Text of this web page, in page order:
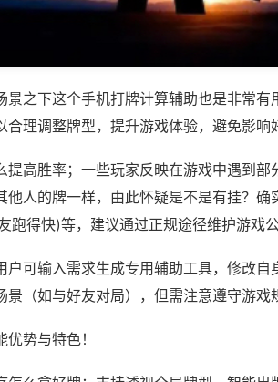
景之下这个手机打牌计算辅助也是非常
合理调整牌型，提升游戏体验，避免影响
提高胜率；一些玩家反映在游戏中遇到部
他人的牌一样，由此怀疑是不是有挂？
跑得快)等，建议通过正规途径维护游戏公
户可输入需求生成专用辅助工具，修改自
景（如与好友对局），但需注意遵守游戏
势与特色！